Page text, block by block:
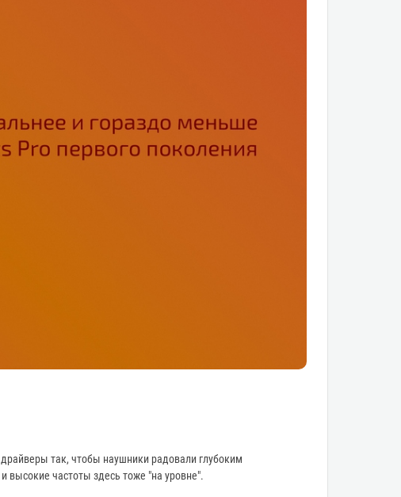
так, чтобы наушники радовали глубоким
частоты здесь тоже "на уровне".